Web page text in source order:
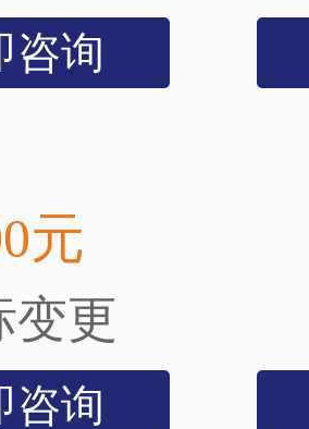
咨询
元
变更
咨询